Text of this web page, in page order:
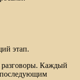
этап.
разговоры. Каждый
последующим